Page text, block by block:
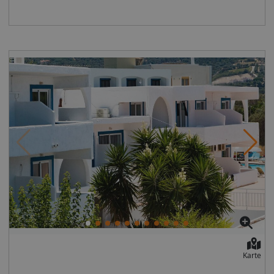
voraussichtliche Ankunftszeit bei der Buchung dieser
Kreta, Griechenland
Karte